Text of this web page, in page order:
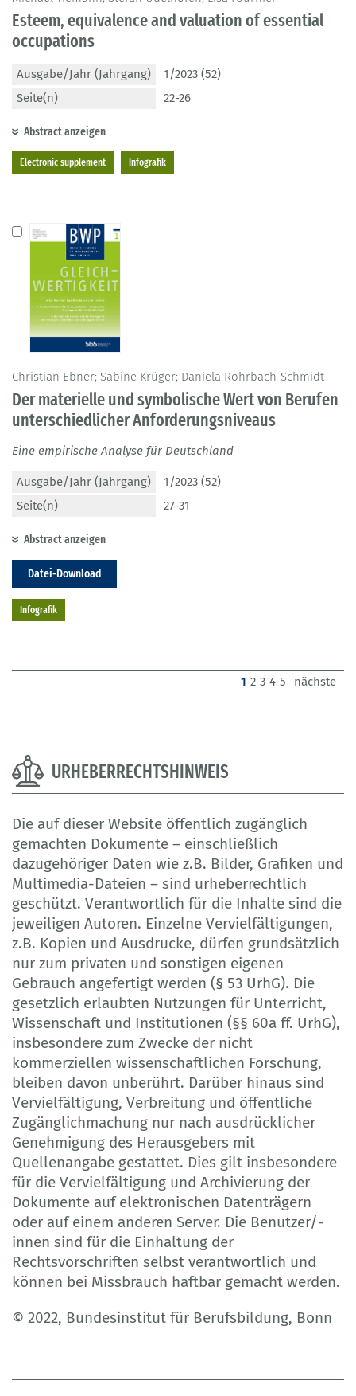
Esteem, equivalence and valuation of essential
occupations
Ausgabe/Jahr (Jahrgang)
1/2023 (52)
Seite(n)
22-26
Abstract anzeigen
Electronic supplement Infografik
Christian Ebner; Sabine Krüger; Daniela Rohrbach-Schmidt
Der materielle und symbolische Wert von Berufen
unterschiedlicher Anforderungsniveaus
Eine empirische Analyse für Deutschland
Ausgabe/Jahr (Jahrgang)
1/2023 (52)
Seite(n)
27-31
Abstract anzeigen
Datei-Download
Infografik
1 (current)
2 3 4 5 nächste
URHEBERRECHTSHINWEIS
Die auf dieser Website öffentlich zugänglich
gemachten Dokumente – einschließlich
dazugehöriger Daten wie z.B. Bilder, Grafiken und
Multimedia-Dateien – sind urheberrechtlich
geschützt. Verantwortlich für die Inhalte sind die
jeweiligen Autoren. Einzelne Vervielfältigungen,
z.B. Kopien und Ausdrucke, dürfen grundsätzlich
nur zum privaten und sonstigen eigenen
Gebrauch angefertigt werden (§ 53 UrhG). Die
gesetzlich erlaubten Nutzungen für Unterricht,
Wissenschaft und Institutionen (§§ 60a ff. UrhG),
insbesondere zum Zwecke der nicht
kommerziellen wissenschaftlichen Forschung,
bleiben davon unberührt. Darüber hinaus sind
Vervielfältigung, Verbreitung und öffentliche
Zugänglichmachung nur nach ausdrücklicher
Genehmigung des Herausgebers mit
Quellenangabe gestattet. Dies gilt insbesondere
für die Vervielfältigung und Archivierung der
Dokumente auf elektronischen Datenträgern
oder auf einem anderen Server. Die Benutzer/-
innen sind für die Einhaltung der
Rechtsvorschriften selbst verantwortlich und
können bei Missbrauch haftbar gemacht werden.
© 2022, Bundesinstitut für Berufsbildung, Bonn